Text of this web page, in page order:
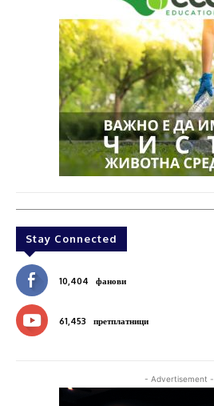
Stay Connected
10,404 фанови
61,453 претплатници
- Advertisement -